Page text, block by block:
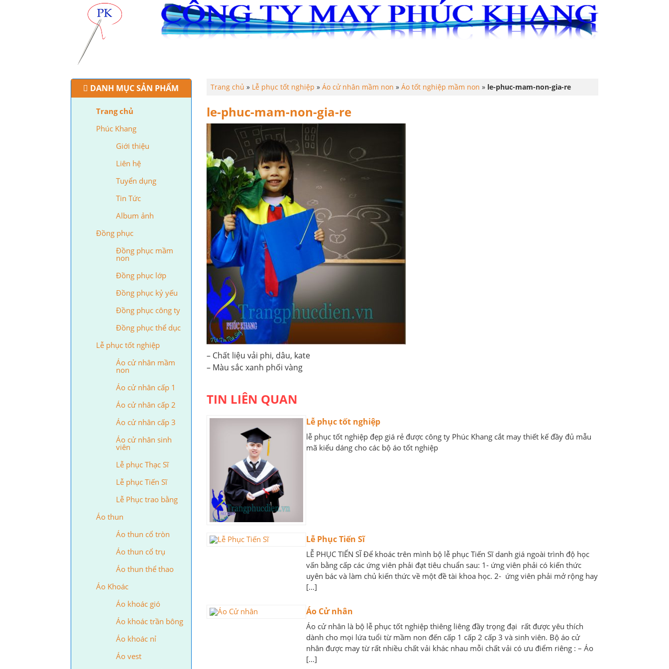
DANH MỤC SẢN PHẨM
Trang chủ
Phúc Khang
Giới thiệu
Liên hệ
Tuyển dụng
Tin Tức
Album ảnh
Đồng phục
Đồng phục mầm
non
Đồng phục lớp
Đồng phục kỷ yếu
Đồng phục công ty
Đồng phục thể dục
Lễ phục tốt nghiệp
Áo cử nhân mầm
non
Áo cử nhân cấp 1
Áo cử nhân cấp 2
Áo cử nhân cấp 3
Áo cử nhân sinh
viên
Lễ phục Thạc Sĩ
Lễ phục Tiến Sĩ
Lễ Phục trao bằng
Áo thun
Áo thun cổ tròn
Áo thun cổ trụ
Áo thun thể thao
Áo Khoác
Áo khoác gió
Áo khoác trần bông
Áo khoác nỉ
Áo vest
Trang chủ » Lễ phục tốt nghiệp » Áo cử nhân mầm non » Áo tốt nghiệp mầm non » le-phuc-mam-non-gia-re
le-phuc-mam-non-gia-re
– Chất liệu vải phi, dâu, kate
– Màu sắc xanh phối vàng
TIN LIÊN QUAN
Lễ phục tốt nghiệp
lễ phục tốt nghiệp đẹp giá rẻ được công ty Phúc Khang cắt may thiết kế đầy đủ mẫu
mã kiểu dáng cho các bộ áo tốt nghiệp
Lễ Phục Tiến Sĩ
LỄ PHỤC TIẾN SĨ Để khoác trên mình bộ lễ phục Tiến Sĩ danh giá ngoài trình độ học
vấn bằng cấp các ứng viên phải đạt tiêu chuẩn sau: 1- ứng viên phải có kiến thức
uyên bác và làm chủ kiến thức về một đề tài khoa học. 2- ứng viên phải mở rộng hay
[…]
Áo Cử nhân
Áo cử nhân là bộ lễ phục tốt nghiệp thiêng liêng đầy trọng đại rất được yêu thích
dành cho mọi lứa tuổi từ mầm non đến cấp 1 cấp 2 cấp 3 và sinh viên. Bộ áo cử
nhân được may từ rất nhiều chất vải khác nhau mỗi chất vải có ưu điểm riêng : – Áo
[…]